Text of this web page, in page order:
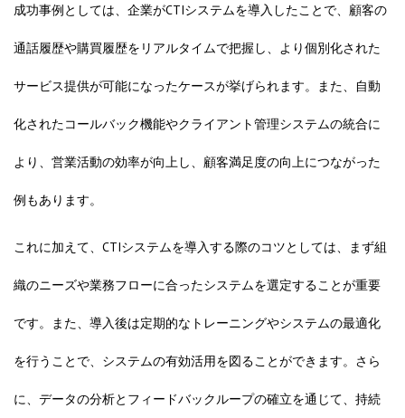
成功事例としては、企業がCTIシステムを導入したことで、顧客の
通話履歴や購買履歴をリアルタイムで把握し、より個別化された
サービス提供が可能になったケースが挙げられます。また、自動
化されたコールバック機能やクライアント管理システムの統合に
より、営業活動の効率が向上し、顧客満足度の向上につながった
例もあります。
これに加えて、CTIシステムを導入する際のコツとしては、まず組
織のニーズや業務フローに合ったシステムを選定することが重要
です。また、導入後は定期的なトレーニングやシステムの最適化
を行うことで、システムの有効活用を図ることができます。さら
に、データの分析とフィードバックループの確立を通じて、持続